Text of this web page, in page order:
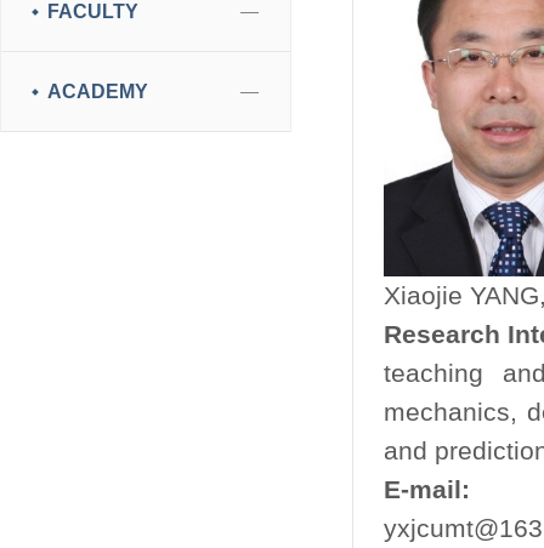
FACULTY
ACADEMY
Xiaojie
Research
teaching
mechanics,
and
E-mail: